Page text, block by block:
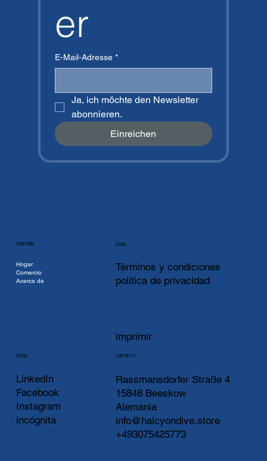
er
E-Mail-Adresse *
Ja, ich möchte den Newsletter
abonnieren.
Einreichen
COMPAÑÍA
Hogar
Comercio
Acerca de
LEGAL
Términos y condiciones
política de privacidad
imprimir
SOCIAL
LinkedIn
Facebook
Instagram
incógnita
CONTACTO
Rassmansdorfer Straße 4
15848 Beeskow
Alemania
info@halcyondive.store
+493075425773